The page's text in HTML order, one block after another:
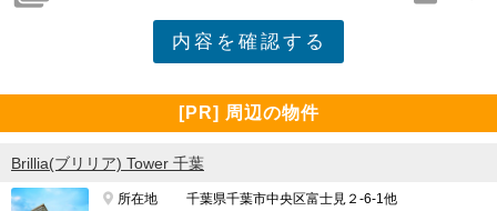
[PR] 周辺の物件
Brillia(ブリリア) Tower 千葉
所在地
千葉県千葉市中央区富士見２-6-1他